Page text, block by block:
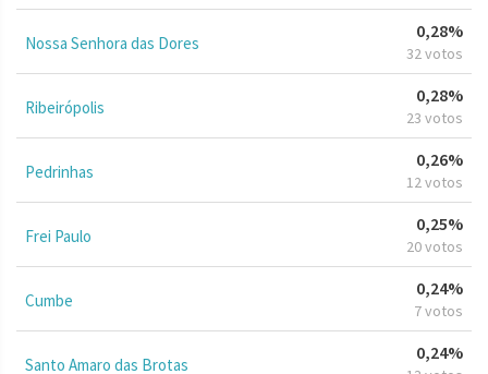
Nossa Senhora das Dores
0,28%
32 votos
Ribeirópolis
0,28%
23 votos
Pedrinhas
0,26%
12 votos
Frei Paulo
0,25%
20 votos
Cumbe
0,24%
7 votos
Santo Amaro das Brotas
0,24%